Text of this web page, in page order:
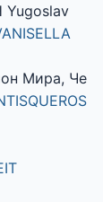
Yugoslav
Мира, Че